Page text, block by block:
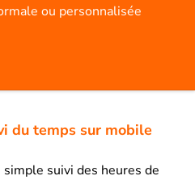
ou personnalisée
du temps sur mobile
suivi des heures de